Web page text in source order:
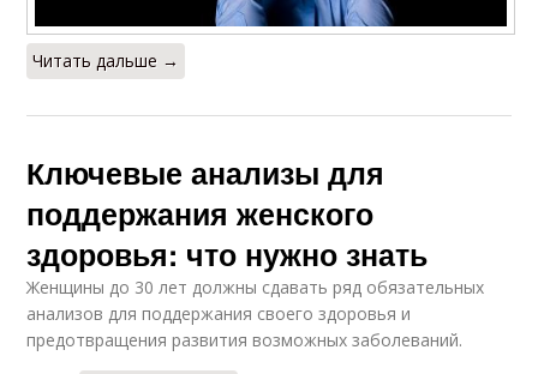
Читать дальше →
Ключевые анализы для
поддержания женского
здоровья: что нужно знать
Женщины до 30 лет должны сдавать ряд обязательных
анализов для поддержания своего здоровья и
предотвращения развития возможных заболеваний.